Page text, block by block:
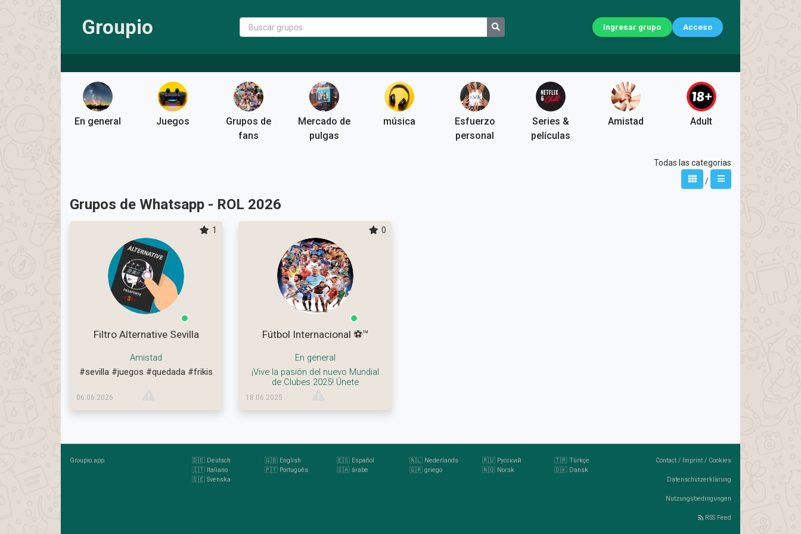
Groupio Ingresar grupo Acceso
En general Juegos
Grupos de
fans
Mercado de
pulgas
música
Esfuerzo
personal
Series &
películas
Amistad Adult
Todas las categorias
/
Grupos de Whatsapp - ROL 2026
1
Filtro Alternative Sevilla
Amistad
#sevilla #juegos #quedada #frikis
06.06.2026
0
Fútbol Internacional ⚽™
En general
¡Vive la pasión del nuevo Mundial
de Clubes 2025! Únete
18.06.2025
Groupio.app 🇩🇪 Deutsch 🇬🇧 English 🇪🇸 Español 🇳🇱 Nederlands 🇷🇺 Pусский
🇹🇷 Türkçe
🇮🇹 Italiano
🇵🇹 Português 🇸🇦 árabe 🇬🇷 griego 🇳🇴 Norsk
🇩🇰 Dansk
🇸🇪 Svenska
Contact / Imprint / Cookies
Datenschutzerklärung
Nutzungsbedingungen
RSS Feed